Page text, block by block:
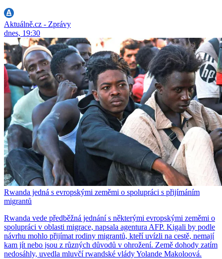
Aktuálně.cz - Zprávy
dnes, 19:30
Rwanda jedná s evropskými zeměmi o spolupráci s přijímáním
migrantů
Rwanda vede předběžná jednání s některými evropskými zeměmi o
spolupráci v oblasti migrace, napsala agentura AFP. Kigali by podle
návrhu mohlo přijímat rodiny migrantů, kteří uvízli na cestě, nemají
kam jít nebo jsou z různých důvodů v ohrožení. Země dohody zatím
nedosáhly, uvedla mluvčí rwandské vlády Yolande Makoloová.